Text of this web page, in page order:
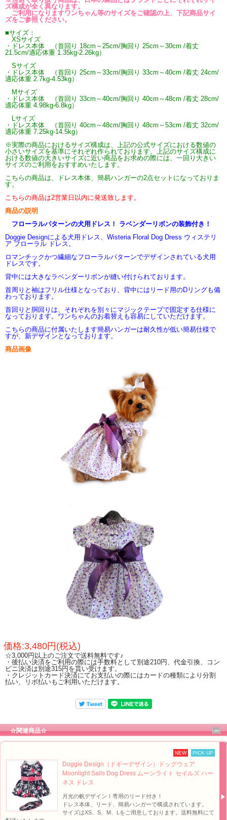
ズ構成が全く異なります。
ご利用になりますワンちゃん等のサイズをご確認の上、下記商品サイ
ズをご参照ください。
■サイズ：
XSサイズ
・ドレス本体 （首回り 18cm～25cm/胸回り 25cm～30cm /着丈
21.5cm/適応体重 1.35kg-2.26kg）
Sサイズ
・ドレス本体 （首回り 25cm～33cm/胸回り 33cm～40cm /着丈 24cm/
適応体重 2.7kg-4.53kg）
Mサイズ
・ドレス本体 （首回り 33cm～40cm/胸回り 40cm～48cm /着丈 28cm/
適応体重 4.98kg-6.8kg）
Lサイズ
・ドレス本体 （首回り 40cm～48cm/胸回り 48cm～53cm /着丈 32cm/
適応体重 7.25kg-14.5kg）
※実際の商品におけるサイズ構成は、上記の公式サイズにおける数値の
小さいサイズを基準にそれぞれ作られております。上記のサイズ構成に
おける数値の大きいサイズに近い商品をお求めの際には、一回り大きい
サイズのご利用をおすすめいたします。
こちらの商品は、ドレス本体、簡易ハンガーの2点セットになっておりま
す。
こちらの商品は2営業日以内に発送致します。
商品の説明
フローラルパターンの犬用ドレス！ ラベンダーリボンの装飾付き！
Doggie Designによる犬用ドレス、Wisteria Floral Dog Dress ウィステリ
ア フローラル ドレス。
ロマンチックかつ繊細なフローラルパターンでデザインされている犬用
ドレスです。
背中には大きなラベンダーリボンが縫い付けられております。
首周りと袖はフリル仕様となっており、背中にはリード用のDリングも備
わっております。
首回りと胴回りは、それぞれを別々にマジックテープで固定する仕様に
なっております。ワンちゃんのお着替えも容易にしていただけます。
こちらの商品に付属いたします簡易ハンガーは耐久性が低い簡易仕様で
すが、新デザインとなっております。
商品画像
価格:3,480円(税込)
☆3,000円以上のご注文で送料無料です♪
・後払い決済をご利用の際には手数料として別途210円、代金引換、コン
ビニ決済は別途315円を貰い受けます。
・クレジットカード決済にてお支払いの際にはカードの種類により分割
払い、リボ払いもご利用いただけます。
☆関連商品☆
NEW PICK UP
Doggie Design（ドギーデザイン）ドッグウェア
Moonlight Sails Dog Dress ムーンライト セイルズ ハー
ネス ドレス
月光の帆デザイン！専用のリード付き！
ドレス本体、リード、簡易ハンガーで構成されています。
サイズはXS、S、M、Lをご用意しております。送料無料にて